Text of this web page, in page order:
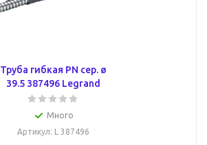
Труба гибкая PN сер. ø
39.5 387496 Legrand
Много
Артикул: L 387496